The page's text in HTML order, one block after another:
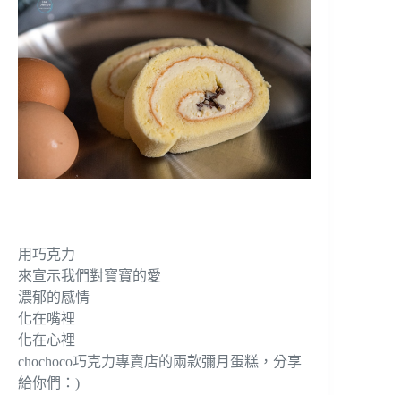
用巧克力
來宣示我們對寶寶的愛
濃郁的感情
化在嘴裡
化在心裡
chochoco巧克力專賣店的兩款彌月蛋糕，分享
給你們：)